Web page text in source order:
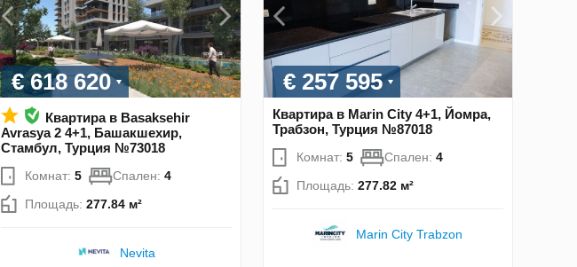
€ 618 620
Квартира в Basaksehir
Avrasya 2 4+1, Башакшехир,
Стамбул, Турция №73018
Комнат: 5 Спален: 4
Площадь: 277.84 м²
Nevita
€ 257 595
Квартира в Marin City 4+1, Йомра,
Трабзон, Турция №87018
Комнат: 5 Спален: 4
Площадь: 277.82 м²
Marin City Trabzon